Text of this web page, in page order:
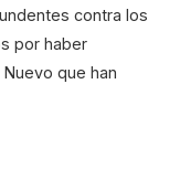
contra los
por haber
que han